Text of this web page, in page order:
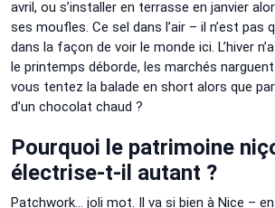
avril, ou s’installer en terrasse en janvier
ses moufles. Ce sel dans l’air – il n’est pas
dans la façon de voir le monde ici. L’hiver
le printemps déborde, les marchés
vous tentez la balade en short alors que
d’un chocolat chaud ?
Pourquoi le patrimoine
électrise-t-il autant ?
Patchwork… joli mot. Il va si bien à Nice –